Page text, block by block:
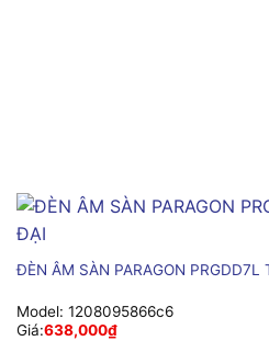
ĐÈN ÂM SÀN PARAGON PRGDD7L
Model: 1208095866c6
Giá:638,000₫